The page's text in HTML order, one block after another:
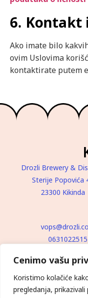
Cenimo vašu
Koristimo kolačiće
pregledanja,
6. Kontakt
Ako imate bilo
ovim Uslovima
kontaktirate putem
Drozli Brewery &
Sterije Popovića
23300 Kikinda
0631022515
POLITIKA